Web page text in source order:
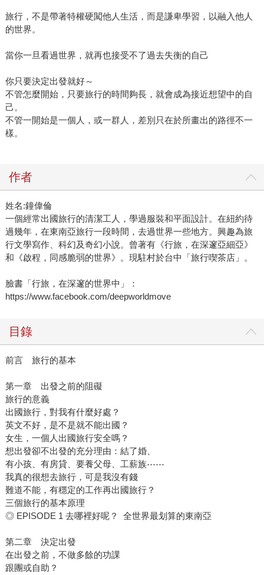
旅行，不是帶著特權硬闖他人生活，而是謙卑學習，以融入他人
的世界。
當你一旦看過世界，就再也接受不了過去失衡的自己
你只要決定出發就好～
不管怎麼開始，只要旅行的時間夠長，就會成為接近想望中的自
己。
不管一開始是一個人，或一群人，差別只在於所畫出的路徑不一
樣。
作者
姓名:鐘偉倫
一個經常出國旅行的清潔工人，學過服裝和平面設計。在紐約待
過幾年，在東南亞旅行一段時間，去過世界一些地方。興趣為旅
行文學寫作、科幻及奇幻小說。曾著有《行旅，在深邃亞細亞》
和《啟程，同感脆弱的世界》。現駐村於台中「旅行喫茶店」。
臉書「行旅，在深邃的世界中」：
https://www.facebook.com/deepworldmove
目錄
前言 旅行的基本
第一章 出發之前的阻礙
旅行的意義
出國旅行，對我有什麼好處？
英文不好，是不是就不能出國？
女生，一個人出國旅行安全嗎？
想出發卻不出發的充分理由：結了婚、
有小孩、有房貸、要養父母、工薪族⋯⋯
我真的很想去旅行，可是我沒有錢
難道不能，有穩定的工作再出國旅行？
三個旅行的基本原理
◎ EPISODE 1 去哪裡好呢？ 全世界最划算的東南亞
第二章 決定出發
在出發之前，不做多餘的功課
跟團或自助？